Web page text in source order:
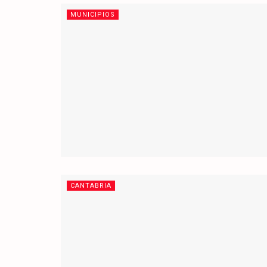
MUNICIPIOS
CANTABRIA